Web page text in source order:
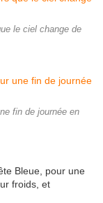
le ciel change de
fin de journée en
Bleue, pour une
froids, et